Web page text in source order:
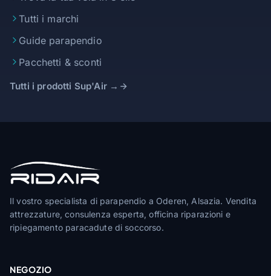
Tutti i marchi
Guide parapendio
Pacchetti & sconti
Tutti i prodotti Sup'Air →
Il vostro specialista di parapendio a Oderen, Alsazia. Vendita
attrezzature, consulenza esperta, officina riparazioni e
ripiegamento paracadute di soccorso.
NEGOZIO